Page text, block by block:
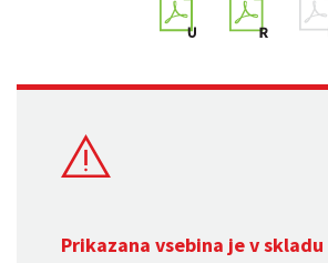
Prikazana vsebina je v skladu